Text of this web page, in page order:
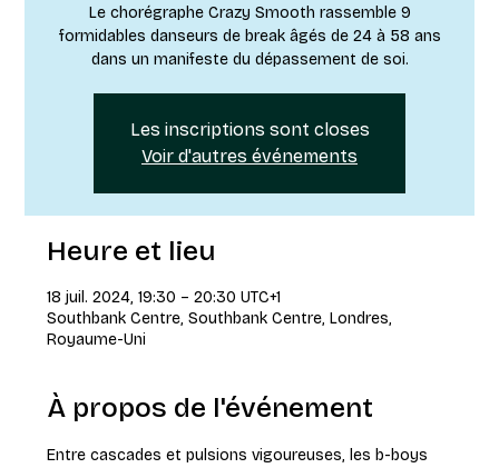
Le chorégraphe Crazy Smooth rassemble 9
formidables danseurs de break âgés de 24 à 58 ans
dans un manifeste du dépassement de soi.
Les inscriptions sont closes
Voir d'autres événements
Heure et lieu
18 juil. 2024, 19:30 – 20:30 UTC+1
Southbank Centre, Southbank Centre, Londres,
Royaume-Uni
À propos de l'événement
Entre cascades et pulsions vigoureuses, les b-boys